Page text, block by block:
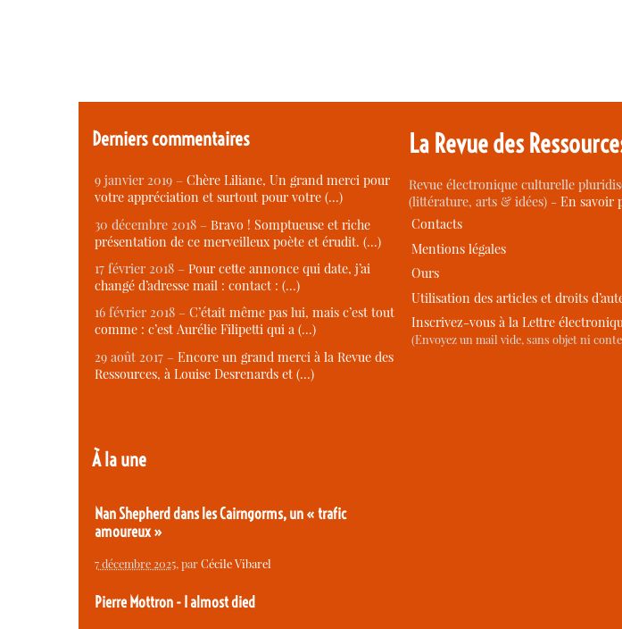
Derniers commentaires
9 janvier 2019 – Chère Liliane, Un grand merci pour
votre appréciation et surtout pour votre (…)
30 décembre 2018 – Bravo ! Somptueuse et riche
présentation de ce merveilleux poète et érudit. (…)
17 février 2018 – Pour cette annonce qui date, j’ai
changé d’adresse mail : contact : (…)
16 février 2018 – C’était même pas lui, mais c’est tout
comme : c’est Aurélie Filipetti qui a (…)
29 août 2017 – Encore un grand merci à la Revue des
Ressources, à Louise Desrenards et (…)
À la une
Nan Shepherd dans les Cairngorms, un « trafic
amoureux »
7 décembre 2025, parCécile Vibarel
Pierre Mottron - I almost died
La Revue des
Revue électronique culturelle
(littérature, arts & idées) -En savoir
Contacts
Mentions légales
Ours
Utilisation des articles et droits
Inscrivez-vous à la Lettre
(Envoyez un mail vide, sans objet ni